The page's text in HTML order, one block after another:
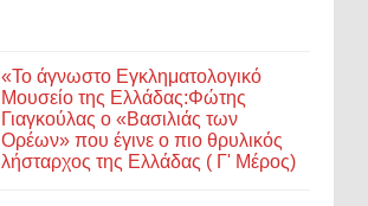
«Το άγνωστο Εγκληματολογικό
Μουσείο της Ελλάδας:Φώτης
Γιαγκούλας ο «Βασιλιάς των
Ορέων» που έγινε ο πιο θρυλικός
λήσταρχος της Ελλάδας ( Γ' Μέρος)